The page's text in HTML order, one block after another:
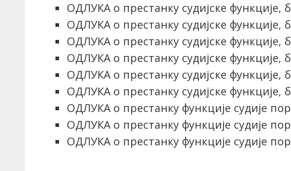
ОДЛУКА о престанку судијске функције,
ОДЛУКА о престанку судијске функције,
ОДЛУКА о престанку судијске функције,
ОДЛУКА о престанку судијске функције,
ОДЛУКА о престанку судијске функције,
ОДЛУКА о престанку судијске функције,
ОДЛУКА о престанку функције судије
ОДЛУКА о престанку функције судије
ОДЛУКА о престанку функције судије